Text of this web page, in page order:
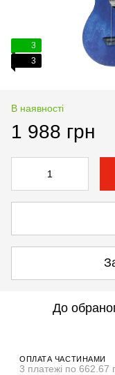
3
3
В наявності
1 988 грн
До
ОПЛАТА ЧАСТИНАМИ
3 платежі по 662.67